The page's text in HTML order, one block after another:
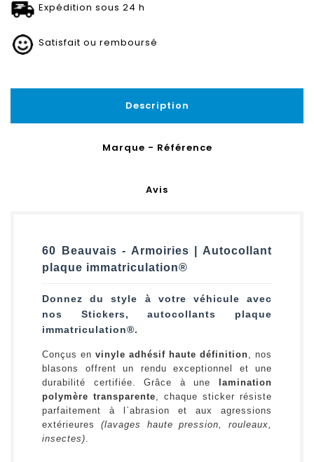
Expédition sous 24 h
Satisfait ou remboursé
Description
Marque - Référence
Avis
60 Beauvais - Armoiries | Autocollant
plaque immatriculation®
Donnez du style à votre véhicule avec
nos Stickers, autocollants plaque
immatriculation®.
Conçus en vinyle adhésif haute définition, nos
blasons offrent un rendu exceptionnel et une
durabilité certifiée. Grâce à une
lamination
polymère transparente, chaque sticker résiste
parfaitement à l`abrasion et aux agressions
extérieures (lavages haute pression, rouleaux,
insectes).